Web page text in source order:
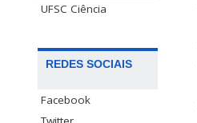
UFSC Ciência
REDES SOCIAIS
Facebook